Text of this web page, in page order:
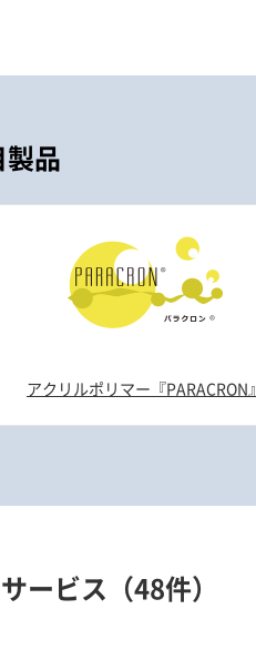
品
アクリルポリマー『PARACRON』
ービス（48件）